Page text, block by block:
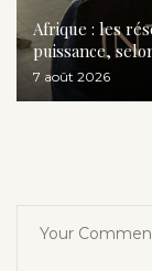
Afrique : les
puissance,
7 août 2026